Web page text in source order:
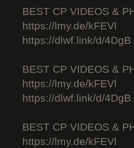
BEST CP VIDEOS &
https://lmy.de/kFEVl
https://dlwf.link/d/4DgB
BEST CP VIDEOS &
https://lmy.de/kFEVl
https://dlwf.link/d/4DgB
BEST CP VIDEOS &
https://lmy.de/kFEVl